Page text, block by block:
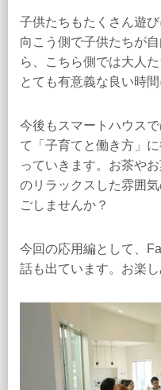
子供たちもたくさん遊
向こう側で子供たちが
ら、こちら側では大人
とても有意義な良い時
今後もスマートハウス
て「子育てと働き方」
っていきます。お茶や
のリラックスした雰囲
ごしませんか？
今回の応用編として、
話も出ています。お楽